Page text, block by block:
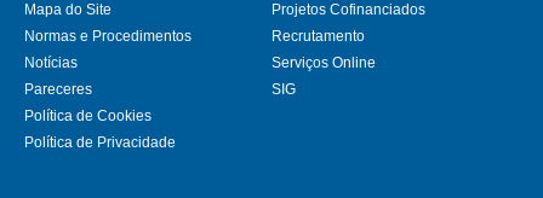
Mapa do Site
Normas e Procedimentos
Notícias
Pareceres
Política de Cookies
Política de Privacidade
Projetos Cofinanciados
Recrutamento
Serviços Online
SIG